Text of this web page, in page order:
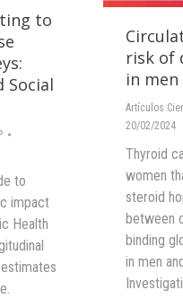
risk of
in
Artículos
20/02/2024
Thyroid
women
steroid
between
binding
in men
to
Social
to
impact
Health